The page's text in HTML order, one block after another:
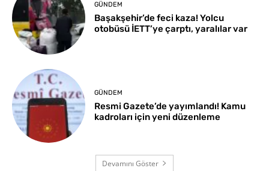
GÜNDEM
Başakşehir’de feci kaza! Yolcu
otobüsü İETT’ye çarptı, yaralılar var
GÜNDEM
Resmi Gazete’de yayımlandı! Kamu
kadroları için yeni düzenleme
Devamını Göster